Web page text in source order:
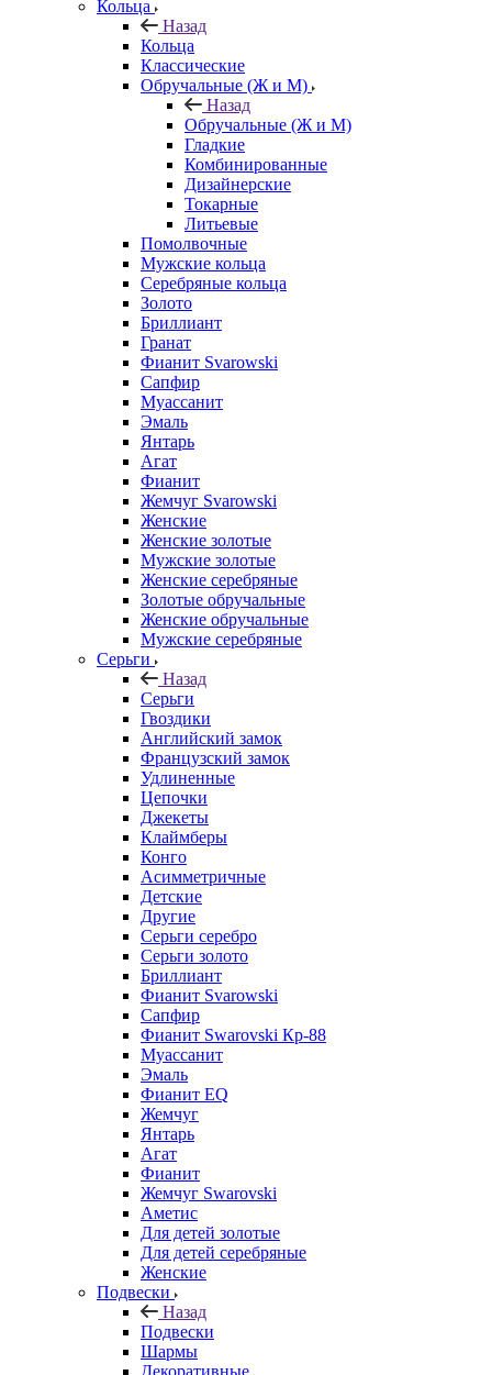
Кольца
Назад
Кольца
Классические
Обручальные (Ж и М)
Назад
Обручальные (Ж и М)
Гладкие
Комбинированные
Дизайнерские
Токарные
Литьевые
Помолвочные
Мужские кольца
Серебряные кольца
Золото
Бриллиант
Гранат
Фианит Svarowski
Сапфир
Муассанит
Эмаль
Янтарь
Агат
Фианит
Жемчуг Svarowski
Женские
Женские золотые
Мужские золотые
Женские серебряные
Золотые обручальные
Женские обручальные
Мужские серебряные
Серьги
Назад
Серьги
Гвоздики
Английский замок
Французский замок
Удлиненные
Цепочки
Джекеты
Клаймберы
Конго
Асимметричные
Детские
Другие
Серьги серебро
Серьги золото
Бриллиант
Фианит Svarowski
Сапфир
Фианит Swarovski Кр-88
Муассанит
Эмаль
Фианит EQ
Жемчуг
Янтарь
Агат
Фианит
Жемчуг Swarovski
Аметис
Для детей золотые
Для детей серебряные
Женские
Подвески
Назад
Подвески
Шармы
Декоративные